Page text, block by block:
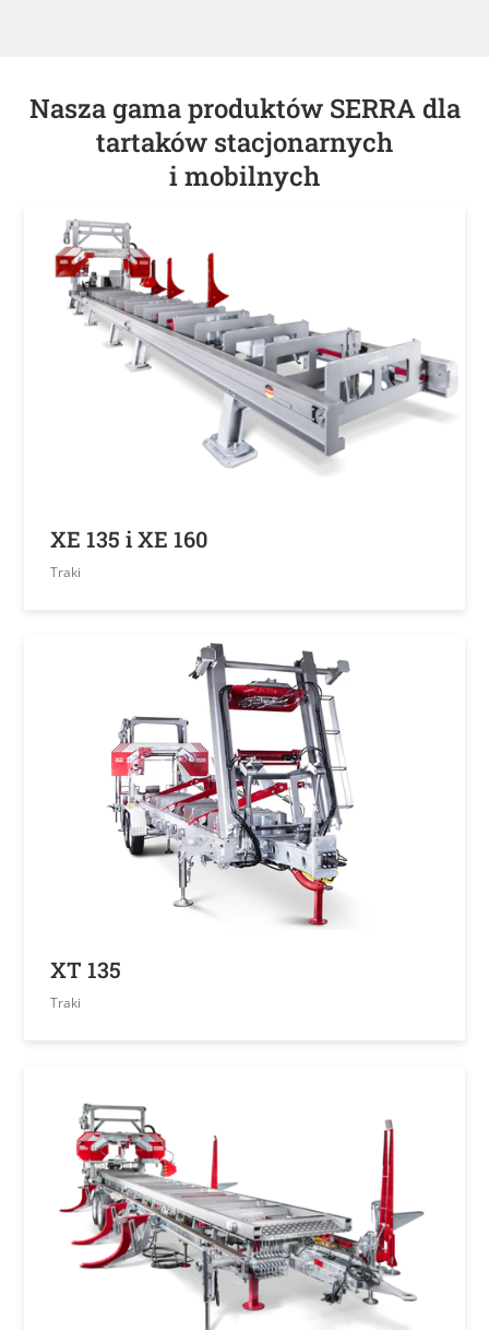
Nasza gama produktów SERRA dla
tartaków stacjonarnych
i mobilnych
XE 135 i XE 160
Traki
XT 135
Traki